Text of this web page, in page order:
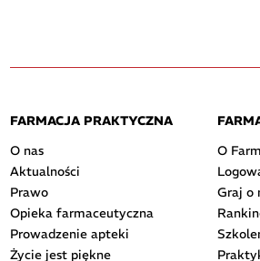
FARMACJA PRAKTYCZNA
O nas
Aktualności
Prawo
Opieka farmaceutyczna
Prowadzenie apteki
Życie jest piękne
O
Graj o